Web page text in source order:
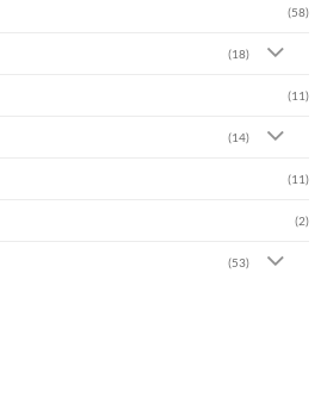
(58)
(18)
(11)
(14)
(11)
(2)
(53)